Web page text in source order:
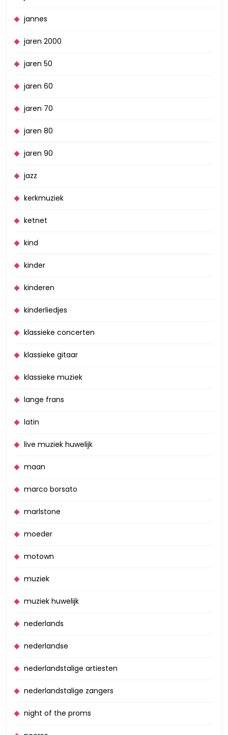
jannes
jaren 2000
jaren 50
jaren 60
jaren 70
jaren 80
jaren 90
jazz
kerkmuziek
ketnet
kind
kinder
kinderen
kinderliedjes
klassieke concerten
klassieke gitaar
klassieke muziek
lange frans
latin
live muziek huwelijk
maan
marco borsato
marlstone
moeder
motown
muziek
muziek huwelijk
nederlands
nederlandse
nederlandstalige artiesten
nederlandstalige zangers
night of the proms